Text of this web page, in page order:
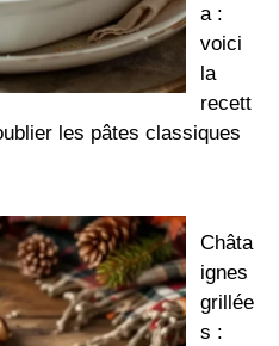
a :
voici
la
recett
les pâtes classiques
Châta
ignes
grillée
s :